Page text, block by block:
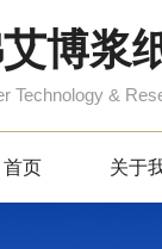
博浆
Technology &
首页 关于